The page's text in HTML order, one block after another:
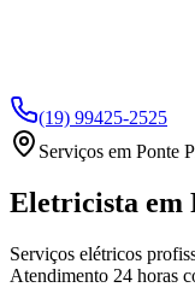
(19) 99425-2525
Serviços em Ponte
Eletricista em
Serviços elétricos
Atendimento 24 horas